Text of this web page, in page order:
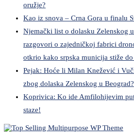
oružje?
Kao iz snova – Crna Gora u finalu
Njemački list o dolasku Zelenskog
razgovori o zajedničkoj fabrici
otkrio kako srpska municija stiže
Pejak: Hoće li Milan Knežević i
zbog dolaska Zelenskog u Beograd?
Koprivica: Ko ide Amfilohijevim
staze!